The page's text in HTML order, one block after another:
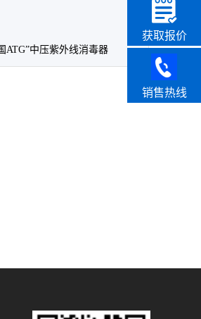
ATG”中压紫外线消毒器
获取报价
销售热线